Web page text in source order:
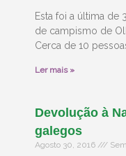
Esta foi a última de
de campismo de
Cerca de 10
Ler mais »
Devolução à
galegos
Agosto 30, 2016